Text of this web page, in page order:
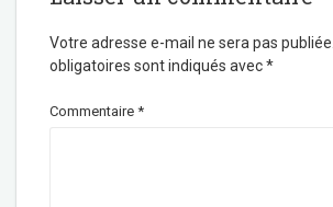
Votre adresse e-mail ne sera pas publiée.
obligatoires sont indiqués avec*
Commentaire *